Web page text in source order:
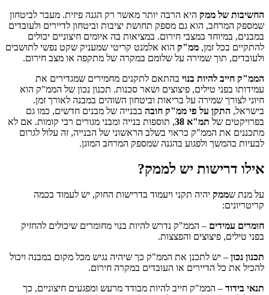
החשיבות של ממק היא הרבה יותר מאשר רק הגנה פיזית. מעבר לביטחון
שמספק המרחב, הוא גם מספק תחושת יציבות וביטחון לדיירים ולעובדים
במבנים, במיוחד במצבי חירום. במציאות בה איומים חיצוניים יכולים
להתקיים בכל זמן, ממ"ק הוא אלמנט קריטי שמעניק שקט נפשי לתושבים
ולעובדים, תוך שמירה על שלומם במקרה של מתקפה או מצב חירום.
הממ"ק חייב להיות בנוי בהתאם לתקנים מחמירים שמגדירים את
עמידותו בפני טילים, פיצוצים ושאר סכנות. תכנון נכון של הממ"ק הוא
חיוני לצורך שמירה על בריאות וביטחון השוהים במבנה לאורך זמן.
בישראל, התקן על פי ממ"ק חובה בבנייה של מבנים חדשים, כמו גם
בפרויקטים של תמ"א 38
, תוספות בנייה ומבני מגורים רבי קומות. אם לא
מתכננים את הממ"ק כראוי בשלב הראשוני של הבנייה, זה עלול לגרום
לבעיות בהמשך ולפגוע בהגנה שמספק המרחב המוגן.
אילו דרישות יש לממק?
על מנת שממק יהיה תקני ויעמוד בדרישות החוק, יש לעמוד בכמה
קריטריונים:
חומרים עמידים – הממ"ק נדרש להיות בנוי מחומרים שיכולים להחזיק
בפני טילים, פיצוצים והפצצות.
תכנון נכון – יש לתכנן את הממ"ק כך שיהיה נגיש מכל מקום במבנה ויכול
להכיל את כל הדיירים או העובדים במקרה חירום.
תנאי בידוד – הממ"ק חייב להיות מבודד מרעש ומפגעים חיצוניים, כך